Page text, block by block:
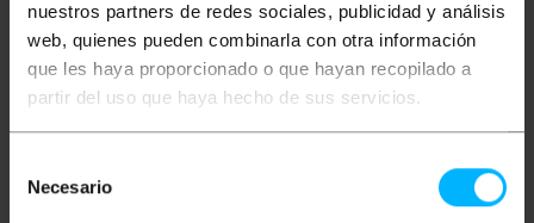
nuestros partners de redes sociales, publicidad y análisis
web, quienes pueden combinarla con otra información
que les haya proporcionado o que hayan recopilado a
partir del uso que haya hecho de sus servicios.
Necesario
Luce LED ad anello che emette luce bianca o gialla
per diverse utenze. Anello LED che può essere
facilmente afferrato in mano o fissato a un
treppiede per comfort e stabilità. Ideale per
ottenere una buona illuminazione in un punto
Anello LED circolare con un diametro di 16 cm
(6 ”) che fornisce tre tipi di luce: bianco freddo,